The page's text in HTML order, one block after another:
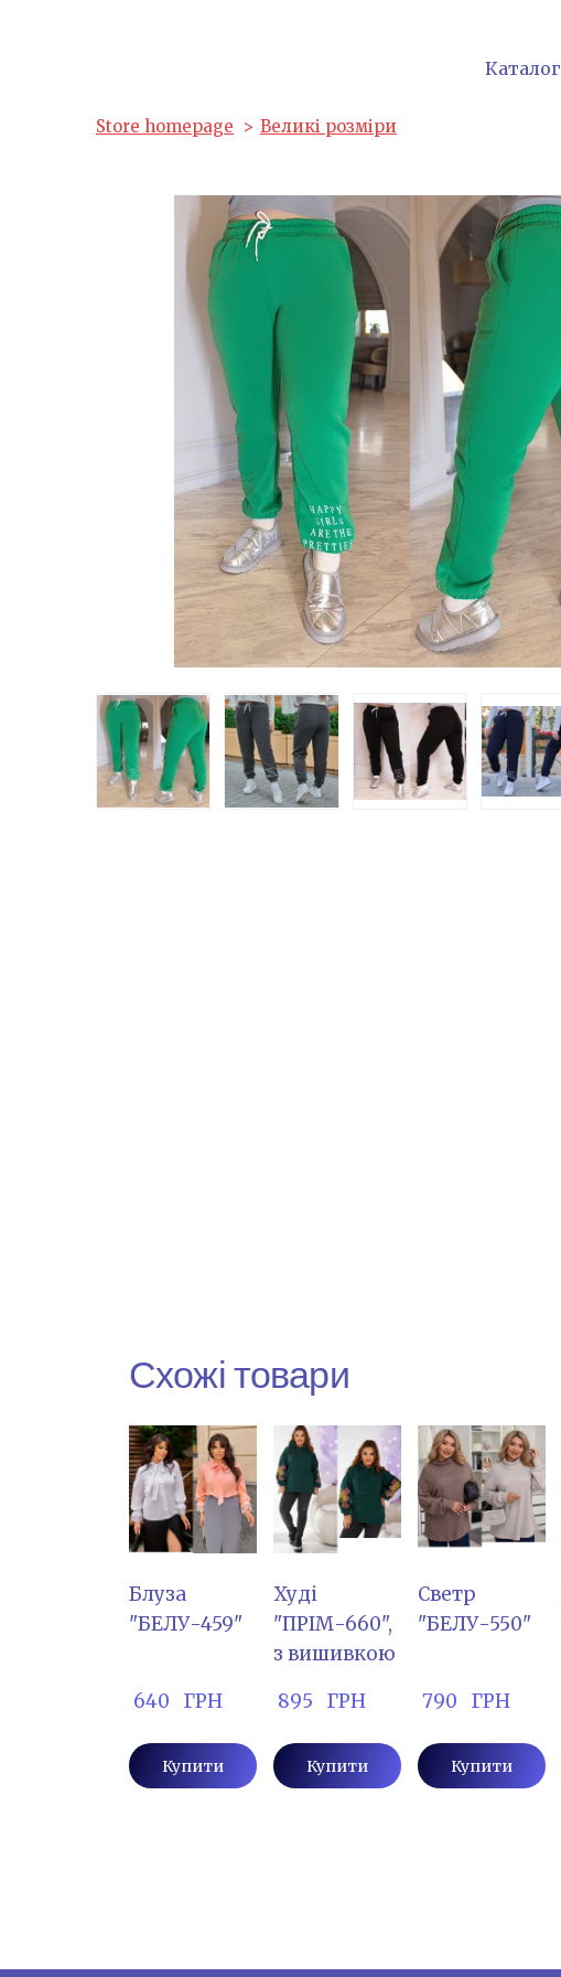
Каталог
Store homepage Великі розміри
Схожі товари
Блуза
"БЕЛУ-459"
640   ГРН
Купити
Худі
"ПРІМ-660",
з вишивкою
895   ГРН
Купити
Светр
"БЕЛУ-550"
790   ГРН
Купити